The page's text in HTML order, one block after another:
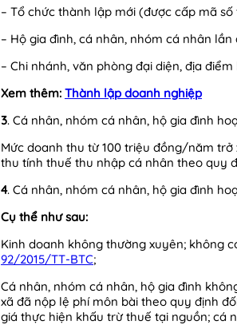
– Tổ chức thành lập mới (được cấp mã
– Hộ gia đình, cá nhân, nhóm cá nhân
– Chi nhánh, văn phòng đại diện, địa
Xem thêm: Thành lập doanh nghiệp
3. Cá nhân, nhóm cá nhân, hộ gia đình
Mức doanh thu từ 100 triệu đồng/năm
thu tính thuế thu nhập cá nhân theo quy
4. Cá nhân, nhóm cá nhân, hộ gia đình
Cụ thể như sau:
Kinh doanh không thường xuyên; không
92/2015/TT-BTC;
Cá nhân, nhóm cá nhân, hộ gia đình
xã đã nộp lệ phí môn bài theo quy định
giá thực hiện khấu trừ thuế tại nguồn; cá